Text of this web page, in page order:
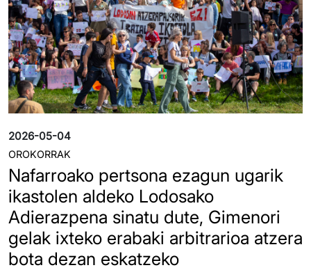
2026-05-04
OROKORRAK
Nafarroako pertsona ezagun ugarik
ikastolen aldeko Lodosako
Adierazpena sinatu dute, Gimenori
gelak ixteko erabaki arbitrarioa atzera
bota dezan eskatzeko